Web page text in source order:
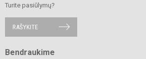
Turite pasiūlymų?
RAŠYKITE
Bendraukime